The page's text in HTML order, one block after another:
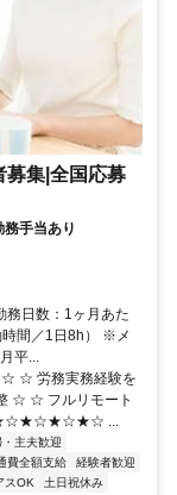
募集|全国応募
手当あり
務日数：1ヶ月あた
時間／1日8h） ※メ
平...
務実務経験を
☆ ☆ フルリモート
...
・主夫歓迎
費全額支給
経験者歓迎
スOK
土日祝休み